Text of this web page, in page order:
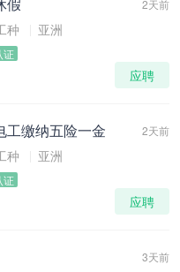
2天前
种
亚洲
证
应聘
2天前
工缴纳五险一金
种
亚洲
证
应聘
3天前